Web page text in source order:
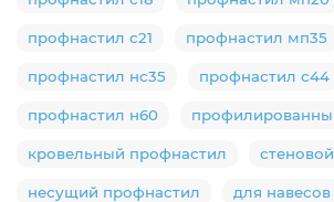
профнастил с21 профнастил мп35
профнастил нс35 профнастил с44
профнастил н60
кровельный профнастил
несущий профнастил для навесов